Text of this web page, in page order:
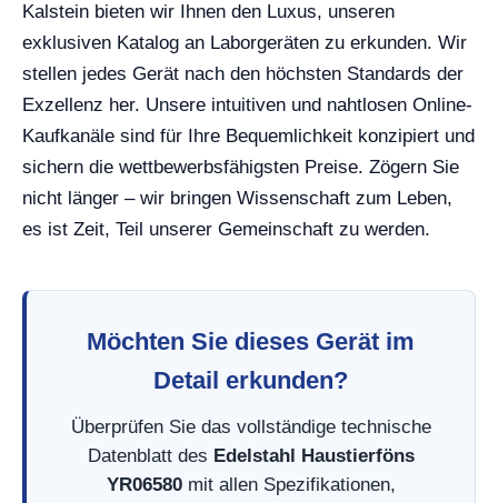
Kalstein bieten wir Ihnen den Luxus, unseren
exklusiven Katalog an Laborgeräten zu erkunden. Wir
stellen jedes Gerät nach den höchsten Standards der
Exzellenz her. Unsere intuitiven und nahtlosen Online-
Kaufkanäle sind für Ihre Bequemlichkeit konzipiert und
sichern die wettbewerbsfähigsten Preise. Zögern Sie
nicht länger – wir bringen Wissenschaft zum Leben,
es ist Zeit, Teil unserer Gemeinschaft zu werden.
Möchten Sie dieses Gerät im
Detail erkunden?
Überprüfen Sie das vollständige technische
Datenblatt des Edelstahl Haustierföns
YR06580mit allen Spezifikationen,